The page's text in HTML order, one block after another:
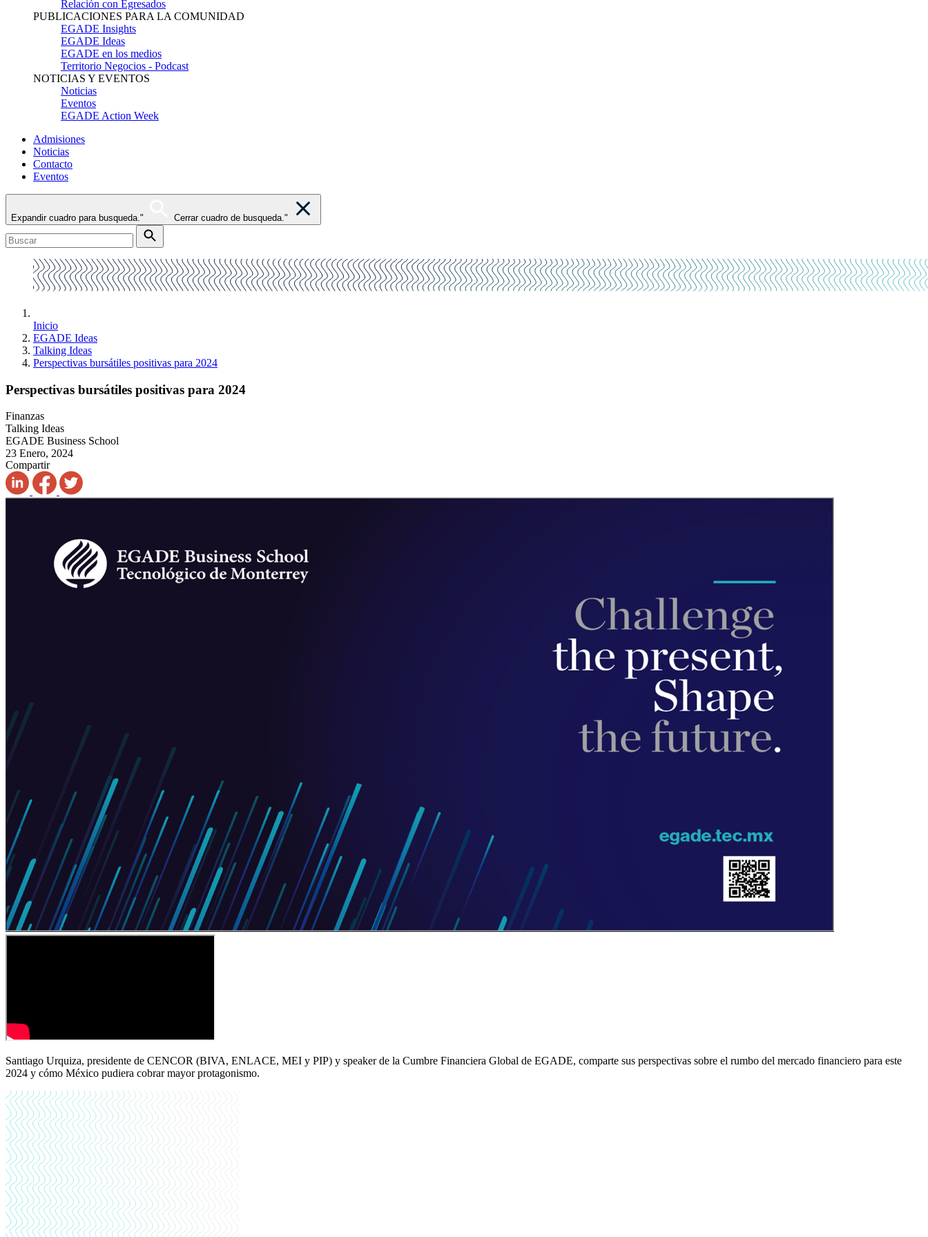
Relación con Egresados
PUBLICACIONES PARA LA COMUNIDAD
EGADE Insights
EGADE Ideas
EGADE en los medios
Territorio Negocios - Podcast
NOTICIAS Y EVENTOS
Noticias
Eventos
EGADE Action Week
Admisiones
Noticias
Contacto
Eventos
Expandir cuadro para busqueda." Cerrar cuadro de busqueda."
Inicio
EGADE Ideas
Talking Ideas
Perspectivas bursátiles positivas para 2024
Perspectivas bursátiles positivas para 2024
Finanzas
Talking Ideas
EGADE Business School
23 Enero, 2024
Compartir
Santiago Urquiza, presidente de CENCOR (BIVA, ENLACE, MEI y PIP) y speaker de la Cumbre Financiera Global de EGADE, comparte sus perspectivas sobre el rumbo del mercado financiero para este
2024 y cómo México pudiera cobrar mayor protagonismo.